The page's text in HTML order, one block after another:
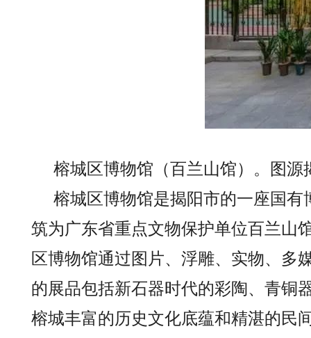
榕城区博物馆（百兰山馆）。图源
榕城区博物馆是揭阳市的一座国
筑为广东省重点文物保护单位百兰山
区博物馆通过图片、浮雕、实物、多
的展品包括新石器时代的彩陶、青铜
榕城丰富的历史文化底蕴和精湛的民